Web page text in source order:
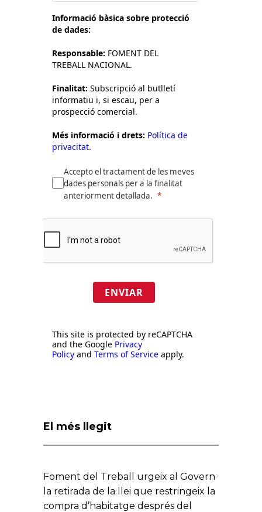
Informació bàsica sobre protecció
de dades:
Responsable: FOMENT DEL
TREBALL NACIONAL.
Finalitat: Subscripció al butlletí
informatiu i, si escau, per a
prospecció comercial.
Més informació i drets: Política de
privacitat.
Accepto el tractament de les meves
dades personals per a la finalitat
anteriorment detallada.
ENVIAR
This site is protected by reCAPTCHA
and the Google Privacy
Policy and Terms of Service apply.
El més llegit
Foment del Treball urgeix al Govern
la retirada de la llei que restringeix la
compra d’habitatge després del